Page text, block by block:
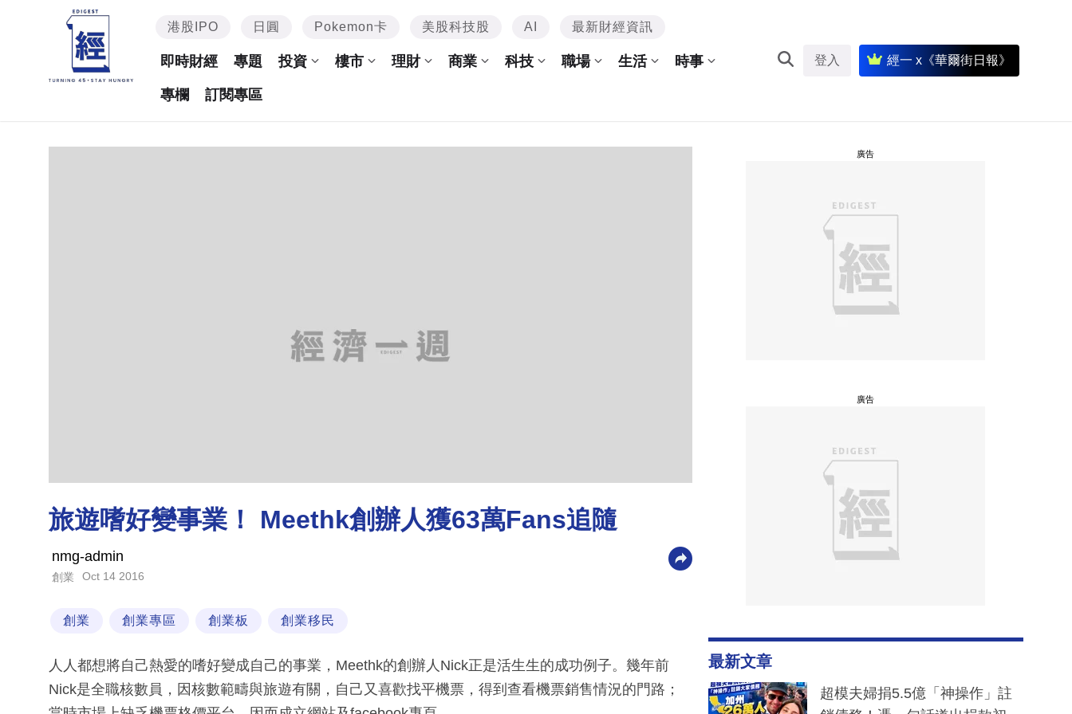
港股IPO 日圓 Pokemon卡 美股科技股 AI 最新財經資訊
即時財經 專題 投資 樓市 理財 商業 科技 職場 生活 時事
專欄 訂閱專區
登入 經一 x《華爾街日報》
旅遊嗜好變事業！ Meethk創辦人獲63萬Fans追隨
nmg-admin
創業 Oct 14 2016
創業 創業專區 創業板 創業移民
人人都想將自己熱愛的嗜好變成自己的事業，Meethk的創辦人Nick正是活生生的成功例子。幾年前
Nick是全職核數員，因核數範疇與旅遊有關，自己又喜歡找平機票，得到查看機票銷售情況的門路；
廣告
廣告
最新文章
超模夫婦捐5.5億「神操作」註